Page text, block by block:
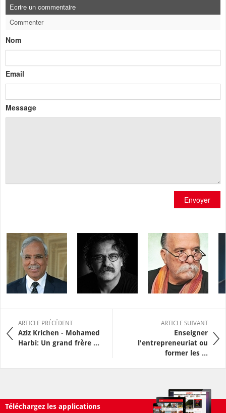
Ecrire un commentaire
Commenter
Nom
Email
Message
Envoyer
ARTICLE PRÉCÉDENT
Aziz Krichen - Mohamed
Harbi: Un grand frère ...
ARTICLE SUIVANT
Enseigner
l'entrepreneuriat ou
former les ...
Téléchargez les applications